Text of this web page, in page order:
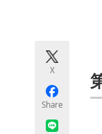
X
Share